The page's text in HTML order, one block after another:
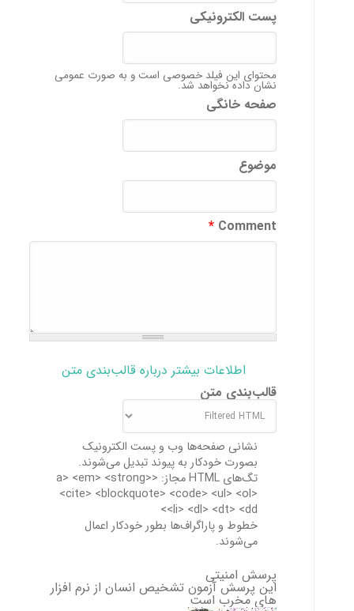
پست الکترونیکی
محتوای این فیلد خصوصی است و به صورت عمومی
نشان داده نخواهد شد.
صفحه خانگی
موضوع
Comment
*
اطلاعات بیشتر درباره قالب‌بندی متن
قالب‌بندی متن
نشانی صفحه‌ها وب و پست الکترونیک
بصورت خودکار به پیوند تبدیل می‌شوند.
تگ‌های HTML مجاز: <a> <em> <strong>
<cite> <blockquote> <code> <ul> <ol>
<li> <dl> <dt> <dd>
خطوط و پاراگراف‌ها بطور خودکار اعمال
می‌شوند.
پرسش امنیتی
این پرسش آزمون تشخیص انسان از نرم افزار
های مخرب است